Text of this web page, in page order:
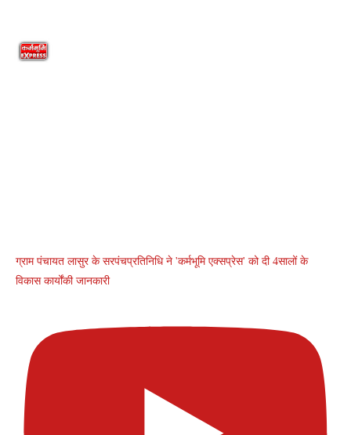
ग्राम पंचायत लासुर के सरपंचप्रतिनिधि ने 'कर्मभूमि एक्सप्रेस' को दी 4सालों के
विकास कार्योंकी जानकारी